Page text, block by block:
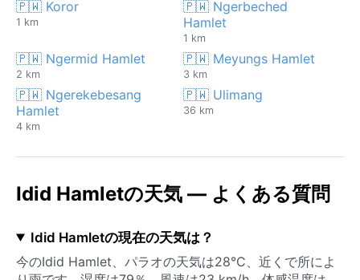
🇵🇼 Koror
1 km
🇵🇼 Ngerbeched
Hamlet
1 km
🇵🇼 Ngermid Hamlet
2 km
🇵🇼 Meyungs Hamlet
3 km
🇵🇼 Ngerekebesang
Hamlet
4 km
🇵🇼 Ulimang
36 km
Idid Hamletの天気 — よくある質問
Idid Hamletの現在の天気は？
今のIdid Hamlet、パラオの天気は28°C、近くで所によ